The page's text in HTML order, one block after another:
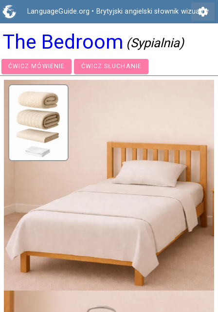
LanguageGuide.org • Brytyjski angielski słownik wizualny
settings
The Bedroom (Sypialnia)
ĆWICZ MÓWIENIE ĆWICZ SŁUCHANIE